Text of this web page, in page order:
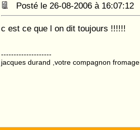
Posté le 26-08-2006 à
c est ce que l on dit toujours !!!!!!
--------------------
jacques durand ,votre compagnon